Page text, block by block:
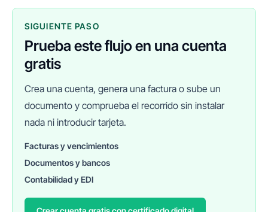
SIGUIENTE PASO
Prueba este flujo en una cuenta
gratis
Crea una cuenta, genera una factura o sube un
documento y comprueba el recorrido sin instalar
nada ni introducir tarjeta.
Facturas y vencimientos
Documentos y bancos
Contabilidad y EDI
FINANEDI
Hablemos ahora